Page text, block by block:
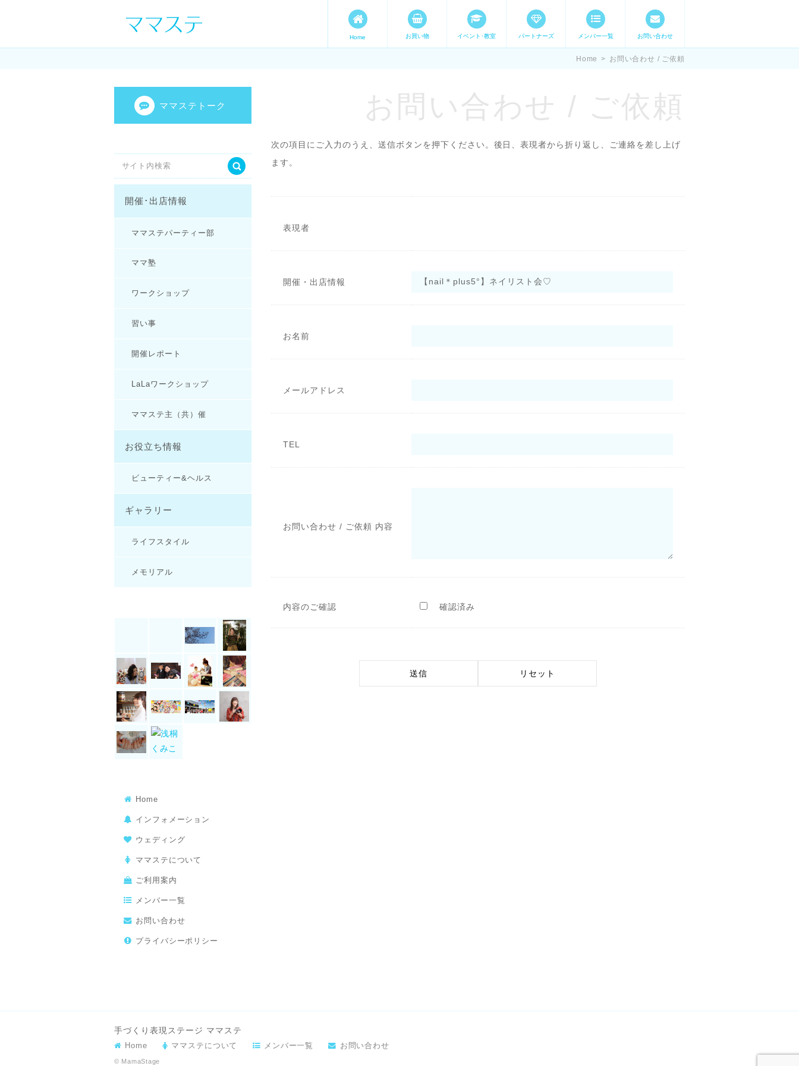
ママの才能発信します。 手づくり表現ステージ ママステ スキル・
Home お買い物 イベント･教室 パートナーズ メンバー一覧 お問い合わせ
Home > お問い合わせ / ご依頼
お問い合わせ / ご依頼
次の項目にご入力のうえ、送信ボタンを押下ください。後日、表現者から折り返し、ご連絡を差し上げ
ます。
表現者
開催・出店情報
お名前
メールアドレス
TEL
お問い合わせ / ご依頼 内容
内容のご確認 確認済み
ママステトーク
開催･出店情報
ママステパーティー部
ママ塾
ワークショップ
習い事
開催レポート
LaLaワークショップ
ママステ主（共）催
お役立ち情報
ビューティー&ヘルス
ギャラリー
ライフスタイル
メモリアル
Home
インフォメーション
ウェディング
ママステについて
ご利用案内
メンバー一覧
お問い合わせ
プライバシーポリシー
手づくり表現ステージ ママステ
Home ママステについて メンバー一覧 お問い合わせ
© MamaStage